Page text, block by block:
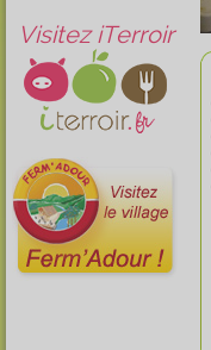
Visitez iTerroir